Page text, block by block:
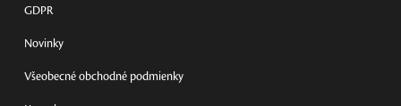
GDPR
Novinky
Všeobecné obchodné podmienky